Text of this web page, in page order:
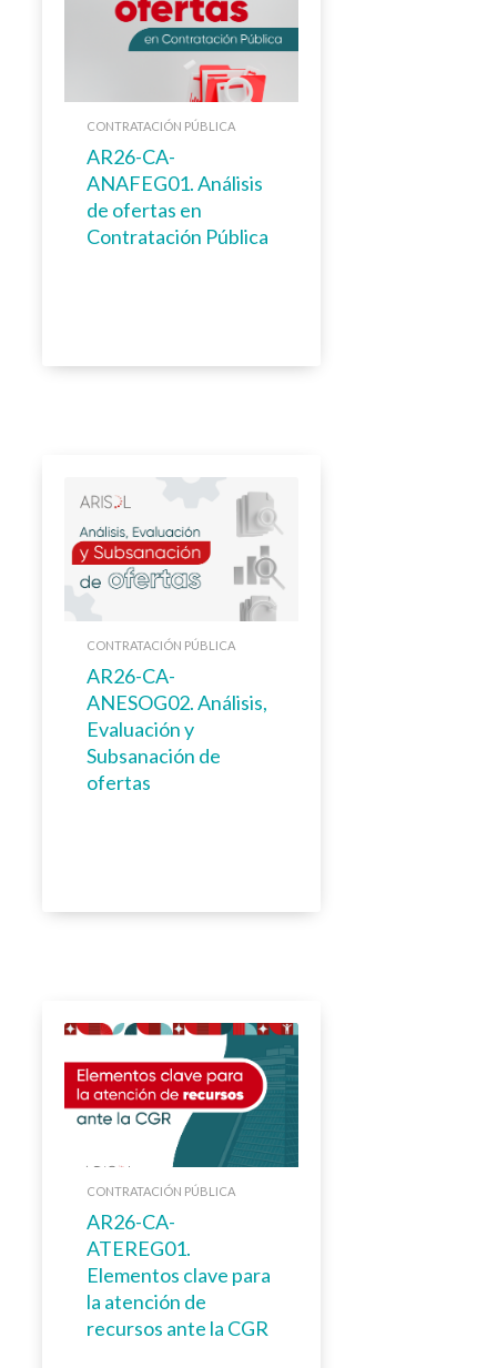
CONTRATACIÓN PÚBLICA
AR26-CA-
ANAFEG01. Análisis
de ofertas en
Contratación Pública
CONTRATACIÓN PÚBLICA
AR26-CA-
ANESOG02. Análisis,
Evaluación y
Subsanación de
ofertas
CONTRATACIÓN PÚBLICA
AR26-CA-
ATEREG01.
Elementos clave para
la atención de
recursos ante la CGR